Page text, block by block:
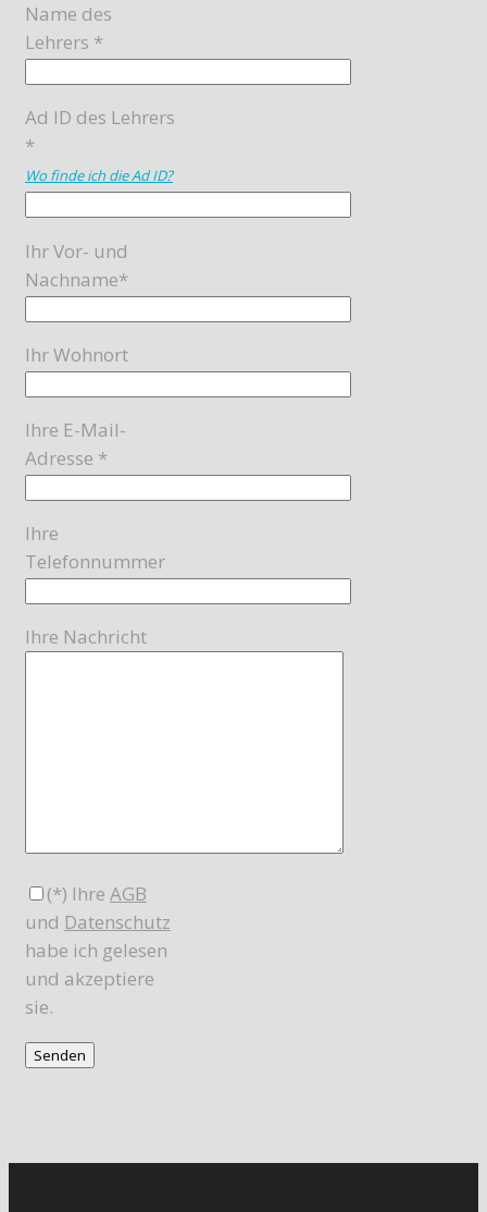
Name des
Lehrers *
Ad ID des Lehrers
*
Wo finde ich die Ad ID?
Ihr Vor- und
Nachname*
Ihr Wohnort
Ihre E-Mail-
Adresse *
Ihre
Telefonnummer
Ihre Nachricht
(*) Ihre AGB
und Datenschutz
habe ich gelesen
und akzeptiere
sie.